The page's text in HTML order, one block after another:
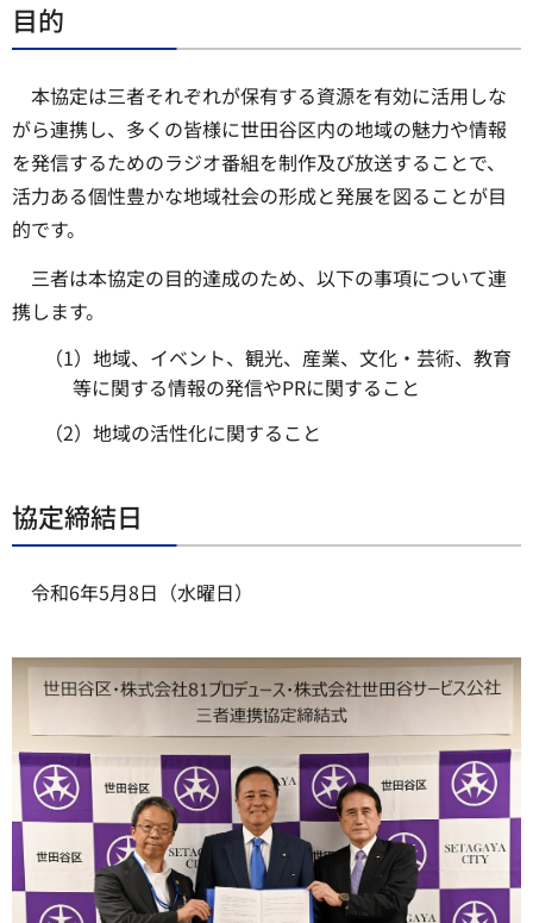
目的
本協定は三者それぞれが保有する資源を有効に活用しな
がら連携し、多くの皆様に世田谷区内の地域の魅力や情報
を発信するためのラジオ番組を制作及び放送することで、
活力ある個性豊かな地域社会の形成と発展を図ることが目
的です。
三者は本協定の目的達成のため、以下の事項について連
携します。
（1）地域、イベント、観光、産業、文化・芸術、教育
等に関する情報の発信やPRに関すること
（2）地域の活性化に関すること
協定締結日
令和6年5月8日（水曜日）